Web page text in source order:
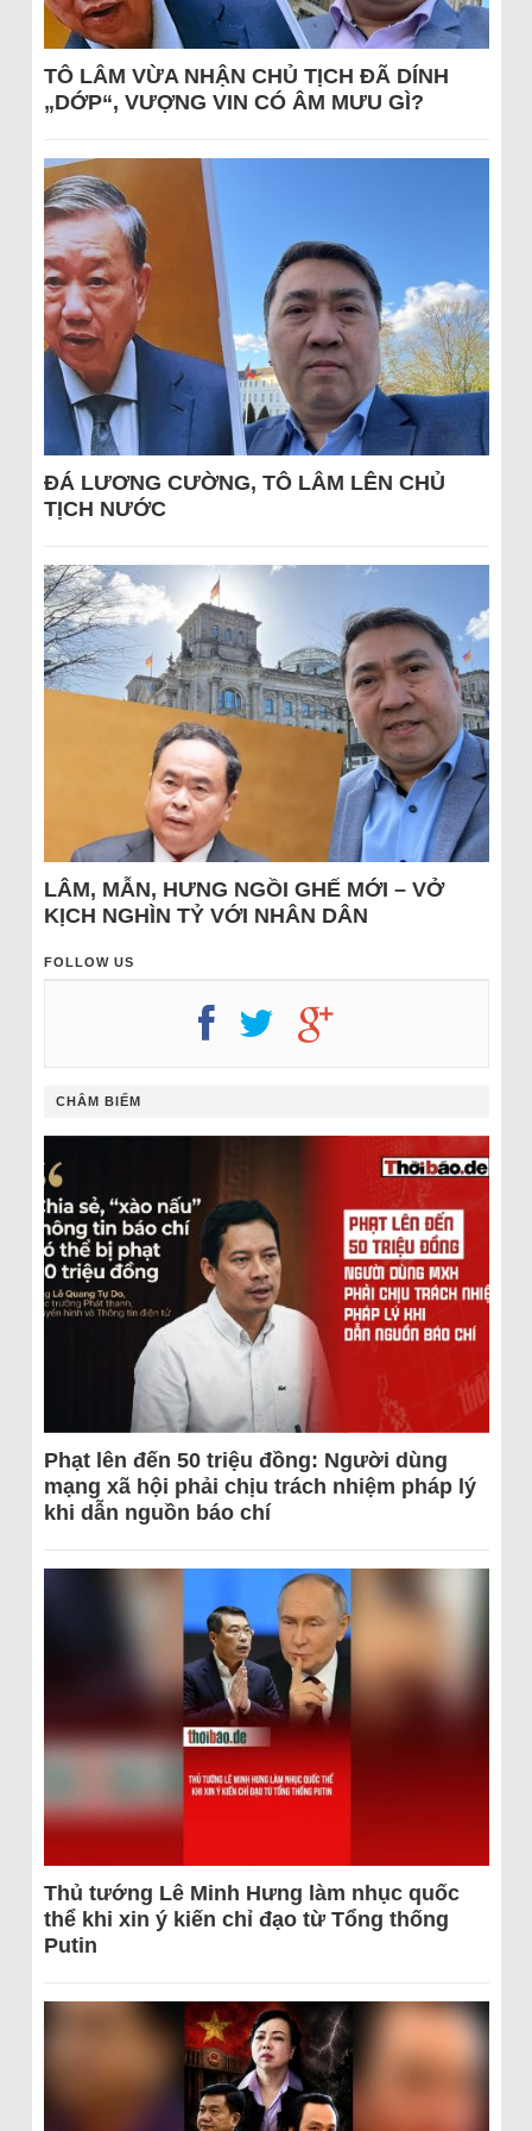
TÔ LÂM VỪA NHẬN CHỦ TỊCH ĐÃ DÍNH
„DỚP“, VƯỢNG VIN CÓ ÂM MƯU GÌ?
ĐÁ LƯƠNG CƯỜNG, TÔ LÂM LÊN CHỦ
TỊCH NƯỚC
LÂM, MẪN, HƯNG NGỒI GHẾ MỚI – VỞ
KỊCH NGHÌN TỶ VỚI NHÂN DÂN
FOLLOW US
CHÂM BIẾM
Phạt lên đến 50 triệu đồng: Người dùng
mạng xã hội phải chịu trách nhiệm pháp lý
khi dẫn nguồn báo chí
Thủ tướng Lê Minh Hưng làm nhục quốc
thể khi xin ý kiến chỉ đạo từ Tổng thống
Putin